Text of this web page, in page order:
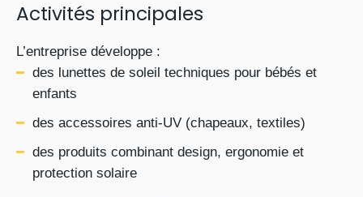
Activités principales
L’entreprise développe :
des lunettes de soleil techniques pour bébés et
enfants
des accessoires anti-UV (chapeaux, textiles)
des produits combinant design, ergonomie et
protection solaire